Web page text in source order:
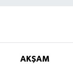
AKŞAM